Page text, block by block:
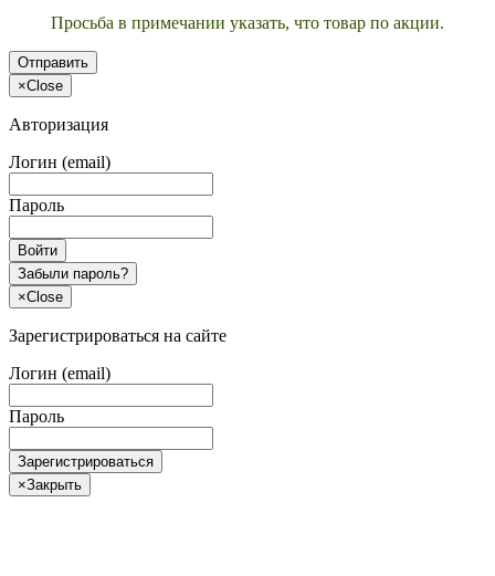
Просьба в примечании указать, что товар по акции.
Отправить
×Close
Авторизация
Логин (email)
Пароль
Войти
Забыли пароль?
×Close
Зарегистрироваться на сайте
Логин (email)
Пароль
Зарегистрироваться
×Закрыть